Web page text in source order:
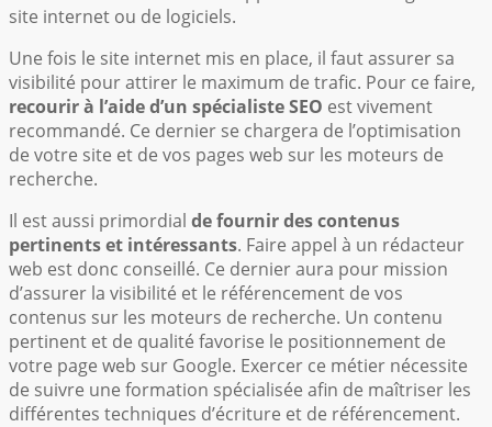
site internet ou de logiciels.
Une fois le site internet mis en place, il faut assurer sa
visibilité pour attirer le maximum de trafic. Pour ce faire,
recourir à l’aide d’un spécialiste SEO est vivement
recommandé. Ce dernier se chargera de l’optimisation
de votre site et de vos pages web sur les moteurs de
recherche.
Il est aussi primordial de fournir des contenus
pertinents et intéressants. Faire appel à un rédacteur
web est donc conseillé. Ce dernier aura pour mission
d’assurer la visibilité et le référencement de vos
contenus sur les moteurs de recherche. Un contenu
pertinent et de qualité favorise le positionnement de
votre page web sur Google. Exercer ce métier nécessite
de suivre une formation spécialisée afin de maîtriser les
différentes techniques d’écriture et de référencement.